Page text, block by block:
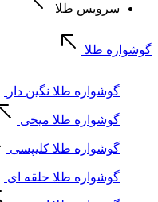
سرویس طلا
گوشواره طلا
گوشواره طلا نگین دار
گوشواره طلا میخی
گوشواره طلا کلیپسی
گوشواره طلا حلقه ای